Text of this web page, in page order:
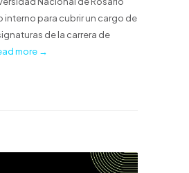
interno para cubrir un cargo de
de la carrera de
more →